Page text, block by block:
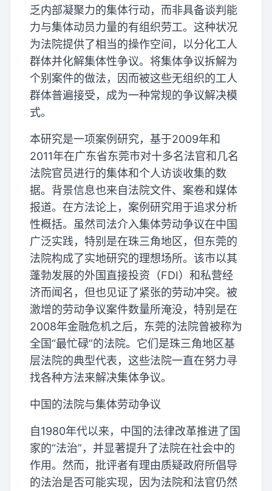
乏内部凝聚力的集体行动，而非具备谈判能
力与集体动员力量的有组织劳工。这种状况
为法院提供了相当的操作空间，以分化工人
群体并化解集体性争议。将集体争议拆解为
个别案件的做法，因而被这些无组织的工人
群体普遍接受，成为一种常规的争议解决模
式。
本研究是一项案例研究，基于2009年和
2011年在广东省东莞市对十多名法官和几名
法院官员进行的集体和个人访谈收集的数
据。背景信息也来自法院文件、案卷和媒体
报道。在方法论上，案例研究用于追求分析
性概括。虽然司法介入集体劳动争议在中国
广泛实践，特别是在珠三角地区，但东莞的
法院构成了实地研究的理想场所。该市以其
蓬勃发展的外国直接投资（FDI）和私营经
济而闻名，但也见证了紧张的劳动冲突。被
激增的劳动争议案件数量所淹没，特别是在
2008年金融危机之后，东莞的法院曾被称为
全国“最忙碌”的法院。它们是珠三角地区基
层法院的典型代表，这些法院一直在努力寻
找各种方法来解决集体争议。
中国的法院与集体劳动争议
自1980年代以来，中国的法律改革推进了国
家的“法治”，并显著提升了法院在社会中的
作用。然而，批评者有理由质疑政府所倡导
的法治是否可能实现，因为法院和法官仍然